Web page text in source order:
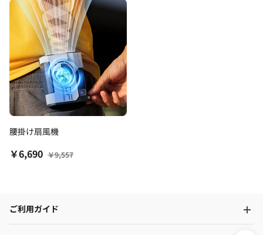
腰掛け扇風機
￥6,690 ￥9,557
ご利用ガイド